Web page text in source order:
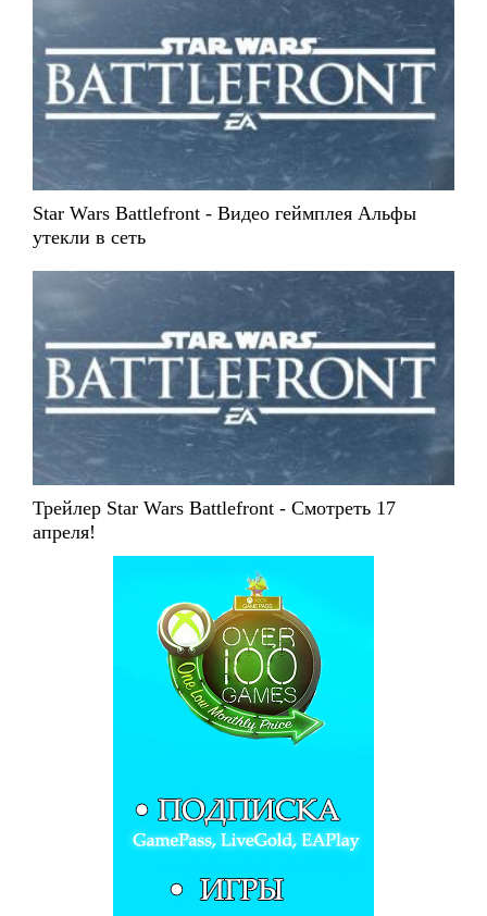
Star Wars Battlefront - Видео геймплея Альфы
утекли в сеть
Трейлер Star Wars Battlefront - Смотреть 17
апреля!